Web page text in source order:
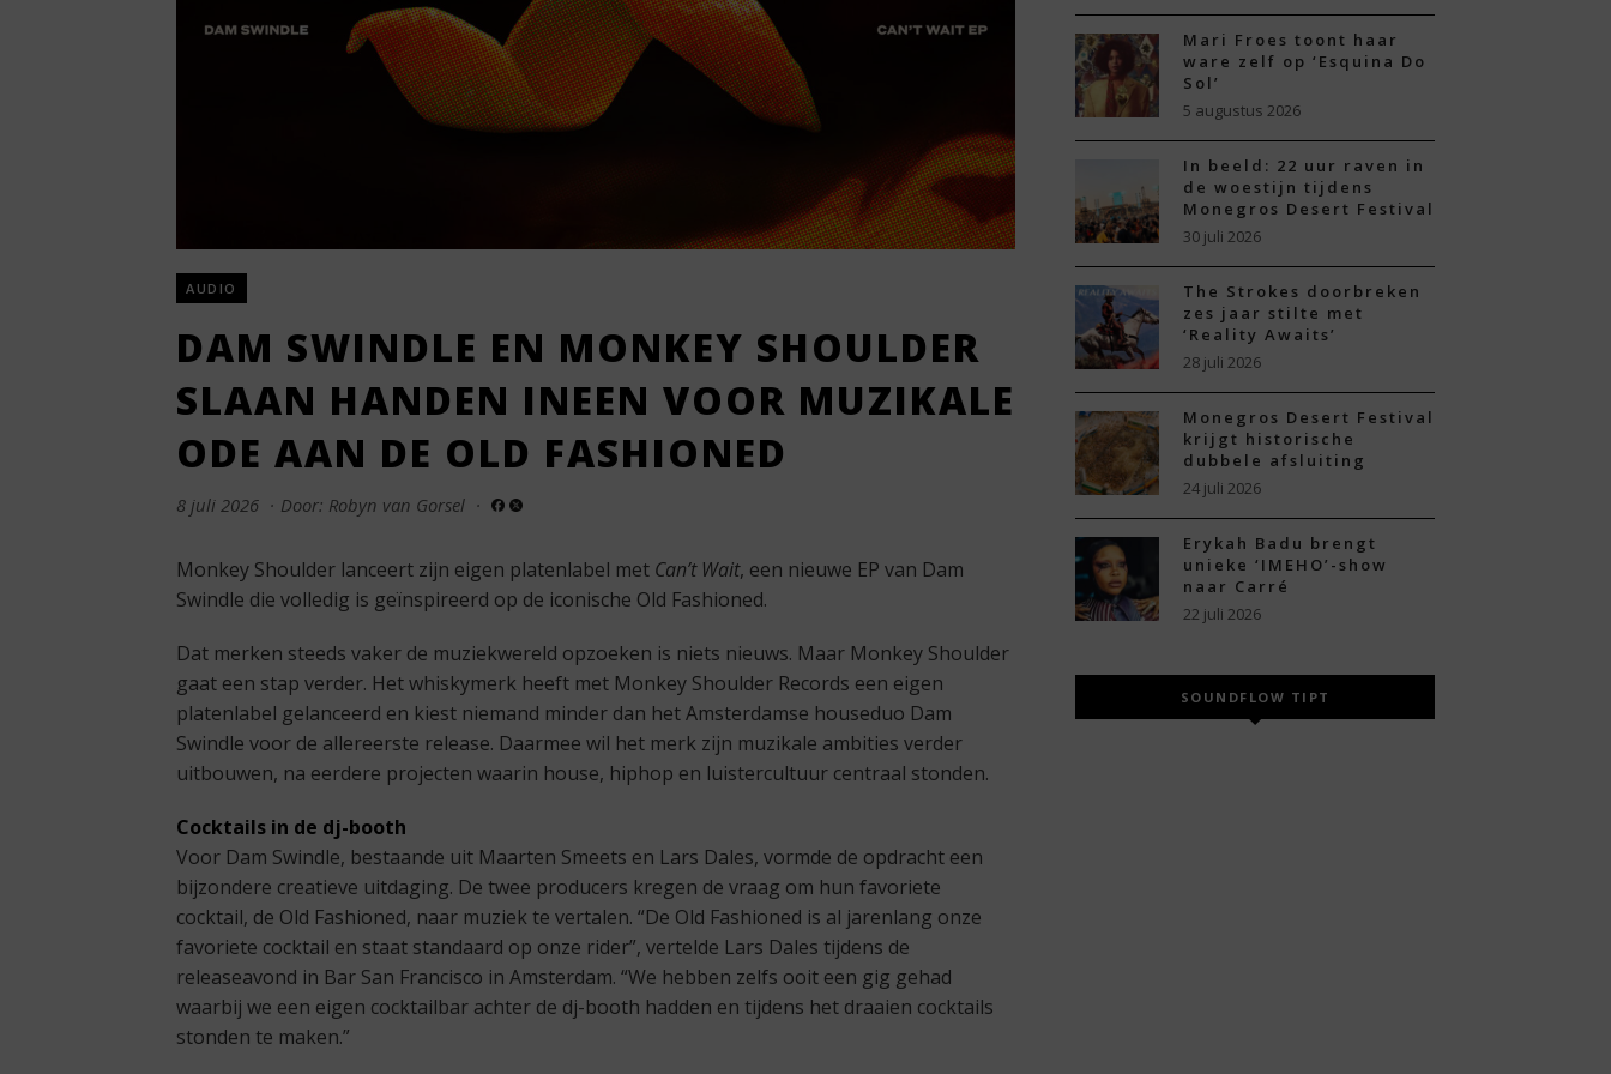
AUDIO
DAM SWINDLE EN MONKEY SHOULDER
SLAAN HANDEN INEEN VOOR MUZIKALE
ODE AAN DE OLD FASHIONED
8 juli 2026 · Door: Robyn van Gorsel ·
Monkey Shoulder lanceert zijn eigen platenlabel met Can’t Wait, een nieuwe EP van Dam
Swindle die volledig is geïnspireerd op de iconische Old Fashioned.
Dat merken steeds vaker de muziekwereld opzoeken is niets nieuws. Maar Monkey Shoulder
gaat een stap verder. Het whiskymerk heeft met Monkey Shoulder Records een eigen
platenlabel gelanceerd en kiest niemand minder dan het Amsterdamse houseduo Dam
Swindle voor de allereerste release. Daarmee wil het merk zijn muzikale ambities verder
uitbouwen, na eerdere projecten waarin house, hiphop en luistercultuur centraal stonden.
Cocktails in de dj-booth
Voor Dam Swindle, bestaande uit Maarten Smeets en Lars Dales, vormde de opdracht een
bijzondere creatieve uitdaging. De twee producers kregen de vraag om hun favoriete
cocktail, de Old Fashioned, naar muziek te vertalen. “De Old Fashioned is al jarenlang onze
favoriete cocktail en staat standaard op onze rider”, vertelde Lars Dales tijdens de
releaseavond in Bar San Francisco in Amsterdam. “We hebben zelfs ooit een gig gehad
waarbij we een eigen cocktailbar achter de dj-booth hadden en tijdens het draaien cocktails
stonden te maken.”
Mari Froes toont haar
ware zelf op ‘Esquina Do
Sol’
5 augustus 2026
In beeld: 22 uur raven in
de woestijn tijdens
Monegros Desert Festival
30 juli 2026
The Strokes doorbreken
zes jaar stilte met
‘Reality Awaits’
28 juli 2026
Monegros Desert Festival
krijgt historische
dubbele afsluiting
24 juli 2026
Erykah Badu brengt
unieke ‘IMEHO’-show
naar Carré
22 juli 2026
SOUNDFLOW TIPT